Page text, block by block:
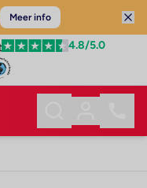
Meer info
4.8/5.0